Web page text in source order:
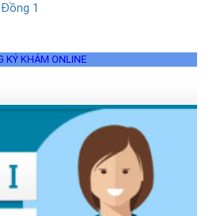
1
KÝ KHÁM ONLINE